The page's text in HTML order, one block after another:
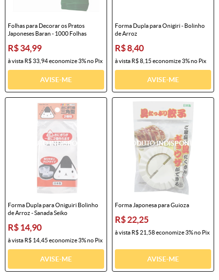
Folhas para Decorar os Pratos
Japoneses Baran - 1000 Folhas
R$ 34,99
à vista R$ 33,94economize3%no Pix
AVISE-ME
Forma Dupla para Onigiri - Bolinho
de Arroz
R$ 8,40
à vista R$ 8,15 economize3%no Pix
AVISE-ME
Forma Dupla para Oniguiri Bolinho
de Arroz - Sanada Seiko
R$ 14,90
à vista R$ 14,45 economize3%no Pix
AVISE-ME
Forma Japonesa para Guioza
R$ 22,25
à vista R$ 21,58economize3%no Pix
AVISE-ME